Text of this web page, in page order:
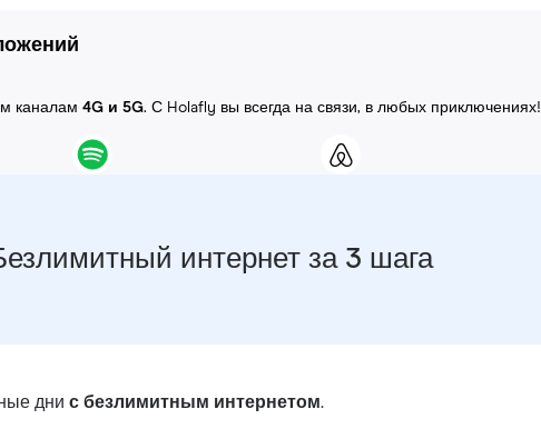
каналам 4G и 5G. С Holafly вы всегда на связи, в любых приключениях!
интернет за 3 шага
днис безлимитным интернетом.